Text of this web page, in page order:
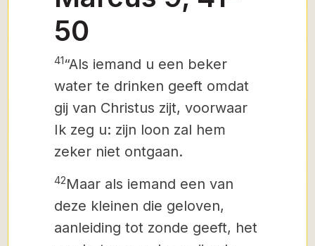
50
41“Als iemand u een beker
water te drinken geeft omdat
gij van Christus zijt, voorwaar
Ik zeg u: zijn loon zal hem
zeker niet ontgaan.
42Maar als iemand een van
deze kleinen die geloven,
aanleiding tot zonde geeft, het